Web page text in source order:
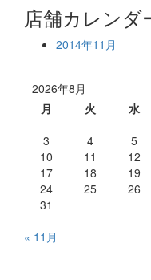
店舗カレンダ
2014年11月
2026年8月
月
火 水
3
4 5
10
11 12
17
18 19
24
25 26
31
« 11月